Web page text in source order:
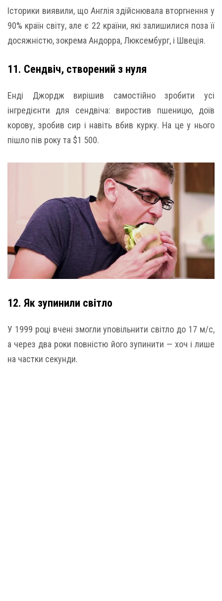
Історики виявили, що Англія здійснювала вторгнення у
90% країн світу, але є 22 країни, які залишилися поза її
досяжністю, зокрема Андорра, Люксембург, і Швеція.
11. Сендвіч, створений з нуля
Енді Джордж вирішив самостійно зробити усі
інгредієнти для сендвіча: виростив пшеницю, доїв
корову, зробив сир і навіть вбив курку. На це у нього
пішло пів року та $1 500.
12. Як зупинили світло
У 1999 році вчені змогли уповільнити світло до 17 м/с,
а через два роки повністю його зупинити — хоч і лише
на частки секунди.